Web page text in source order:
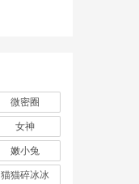
微密圈
女神
嫩小兔
猫猫碎冰冰